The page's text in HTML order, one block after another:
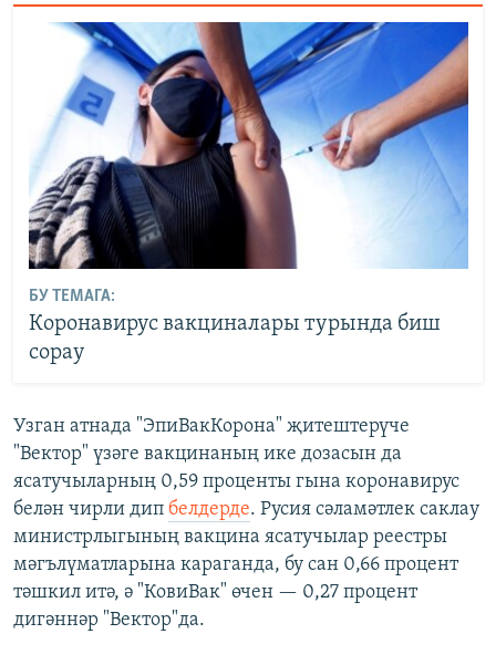
БУ ТЕМАГА:
Коронавирус вакциналары турында биш
сорау
Узган атнада "ЭпиВакКорона" җитештерүче
"Вектор" үзәге вакцинаның ике дозасын да
ясатучыларның 0,59 проценты гына коронавирус
белән чирли дип белдерде. Русия сәламәтлек саклау
министрлыгының вакцина ясатучылар реестры
мәгълүматларына караганда, бу сан 0,66 процент
тәшкил итә, ә "КовиВак" өчен — 0,27 процент
дигәннәр "Вектор"да.